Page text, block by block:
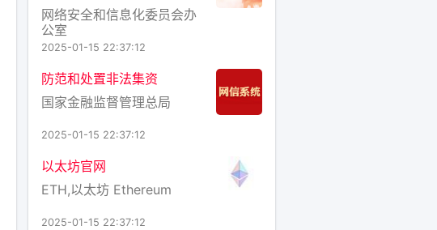
网络安全和信息化委员会办
公室
2025-01-15 22:37:12
防范和处置非法集资
国家金融监督管理总局
2025-01-15 22:37:12
以太坊官网
ETH,以太坊 Ethereum
2025-01-15 22:37:12